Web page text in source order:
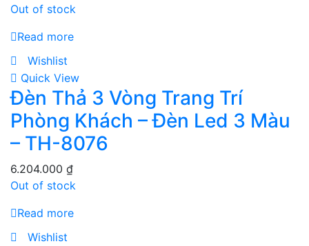
Out of stock
Read more
Wishlist
Quick View
Đèn Thả 3 Vòng Trang Trí
Phòng Khách – Đèn Led 3 Màu
– TH-8076
6.204.000 ₫
Out of stock
Read more
Wishlist